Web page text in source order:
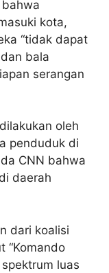
kota,
“tidak dapat
bala
serangan
oleh
penduduk di
CNN bahwa
daerah
dari koalisi
“Komando
luas